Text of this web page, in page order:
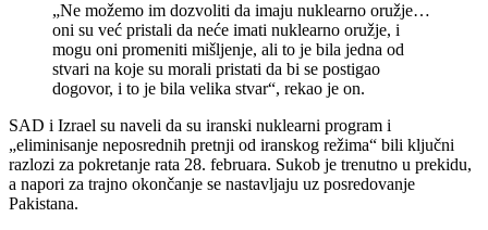
„Ne možemo im dozvoliti da imaju nuklearno oružje…
oni su već pristali da neće imati nuklearno oružje, i
mogu oni promeniti mišljenje, ali to je bila jedna od
stvari na koje su morali pristati da bi se postigao
dogovor, i to je bila velika stvar“, rekao je on.
SAD i Izrael su naveli da su iranski nuklearni program i
„eliminisanje neposrednih pretnji od iranskog režima“ bili ključni
razlozi za pokretanje rata 28. februara. Sukob je trenutno u prekidu,
a napori za trajno okončanje se nastavljaju uz posredovanje
Pakistana.